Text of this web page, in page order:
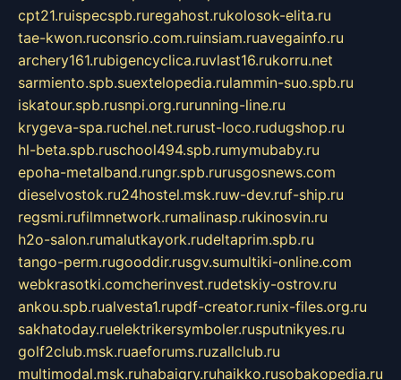
cpt21.ruispecspb.ruregahost.rukolosok-elita.ru
tae-kwon.ruconsrio.com.ruinsiam.ruavegainfo.ru
archery161.rubigencyclica.ruvlast16.rukorru.net
sarmiento.spb.suextelopedia.rulammin-suo.spb.ru
iskatour.spb.rusnpi.org.rurunning-line.ru
krygeva-spa.ruchel.net.rurust-loco.rudugshop.ru
hl-beta.spb.ruschool494.spb.rumymubaby.ru
epoha-metalband.rungr.spb.rurusgosnews.com
dieselvostok.ru24hostel.msk.ruw-dev.ruf-ship.ru
regsmi.rufilmnetwork.rumalinasp.rukinosvin.ru
h2o-salon.rumalutkayork.rudeltaprim.spb.ru
tango-perm.rugooddir.rusgv.sumultiki-online.com
webkrasotki.comcherinvest.rudetskiy-ostrov.ru
ankou.spb.rualvesta1.rupdf-creator.runix-files.org.ru
sakhatoday.ruelektrikersymboler.rusputnikyes.ru
golf2club.msk.ruaeforums.ruzallclub.ru
multimodal.msk.ruhabaigry.ruhaikko.rusobakopedia.ru